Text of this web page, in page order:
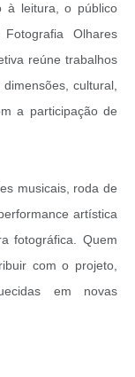
à leitura, o público
Olhares
reúne trabalhos
cultural,
a participação de
musicais, roda de
artística
fotográfica. Quem
com o projeto,
em novas